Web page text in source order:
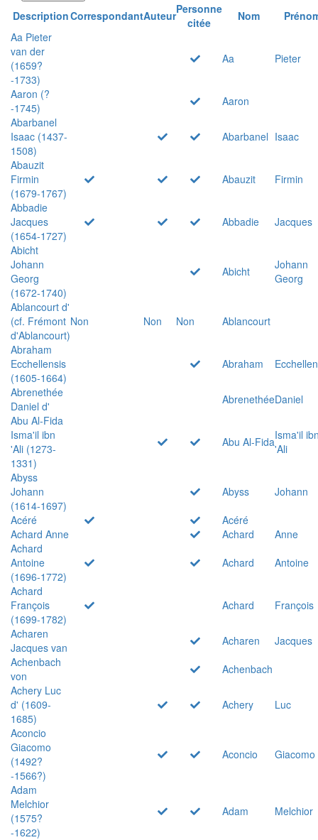
DescriptionCorrespondantAuteurPersonne
citée
Nom
Aa Pieter
van der
(1659?
-1733)
Aa Pieter
Aaron (?
-1745)
Aaron
Abarbanel
Isaac (1437-
1508)
Abarbanel Isaac
Abauzit
Firmin
(1679-1767)
Abauzit
Firmin
Abbadie
Jacques
(1654-1727)
Abbadie
Jacques
Abicht
Johann
Georg
(1672-1740)
Abicht
Johann
Georg
Ablancourt d'
(cf. Frémont
d'Ablancourt)
Non Non Non
Ablancourt
Abraham
Ecchellensis
(1605-1664)
Abraham
Abrenethée
Daniel d'
AbrenethéeDaniel
Abu Al-Fida
Isma'il ibn
'Ali (1273-
1331)
Abu Al-FidaIsma'il
'Ali
Abyss
Johann
(1614-1697)
Abyss
Johann
Acéré
Acéré
Achard Anne
Achard
Anne
Achard
Antoine
(1696-1772)
Achard
Antoine
Achard
François
(1699-1782)
Achard
François
Acharen
Jacques van
Acharen
Jacques
Achenbach
von
Achenbach
Achery Luc
d' (1609-
1685)
Achery
Luc
Aconcio
Giacomo
(1492?
-1566?)
Aconcio Giacomo
Adam
Melchior
(1575?
-1622)
Adam Melchior